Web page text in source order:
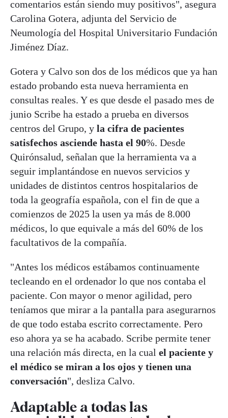
comentarios están siendo muy positivos", asegura
Carolina Gotera, adjunta del Servicio de
Neumología del Hospital Universitario Fundación
Jiménez Díaz.
Gotera y Calvo son dos de los médicos que ya han
estado probando esta nueva herramienta en
consultas reales. Y es que desde el pasado mes de
junio Scribe ha estado a prueba en diversos
centros del Grupo, y la cifra de pacientes
satisfechos asciende hasta el 90%. Desde
Quirónsalud, señalan que la herramienta va a
seguir implantándose en nuevos servicios y
unidades de distintos centros hospitalarios de
toda la geografía española, con el fin de que a
comienzos de 2025 la usen ya más de 8.000
médicos, lo que equivale a más del 60% de los
facultativos de la compañía.
"Antes los médicos estábamos continuamente
tecleando en el ordenador lo que nos contaba el
paciente. Con mayor o menor agilidad, pero
teníamos que mirar a la pantalla para asegurarnos
de que todo estaba escrito correctamente. Pero
eso ahora ya se ha acabado. Scribe permite tener
una relación más directa, en la cual el paciente y
el médico se miran a los ojos y tienen una
conversación", desliza Calvo.
Adaptable a todas las